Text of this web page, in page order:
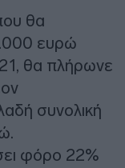
θα
ευρώ
θα πλήρωνε
συνολική
φόρο 22%